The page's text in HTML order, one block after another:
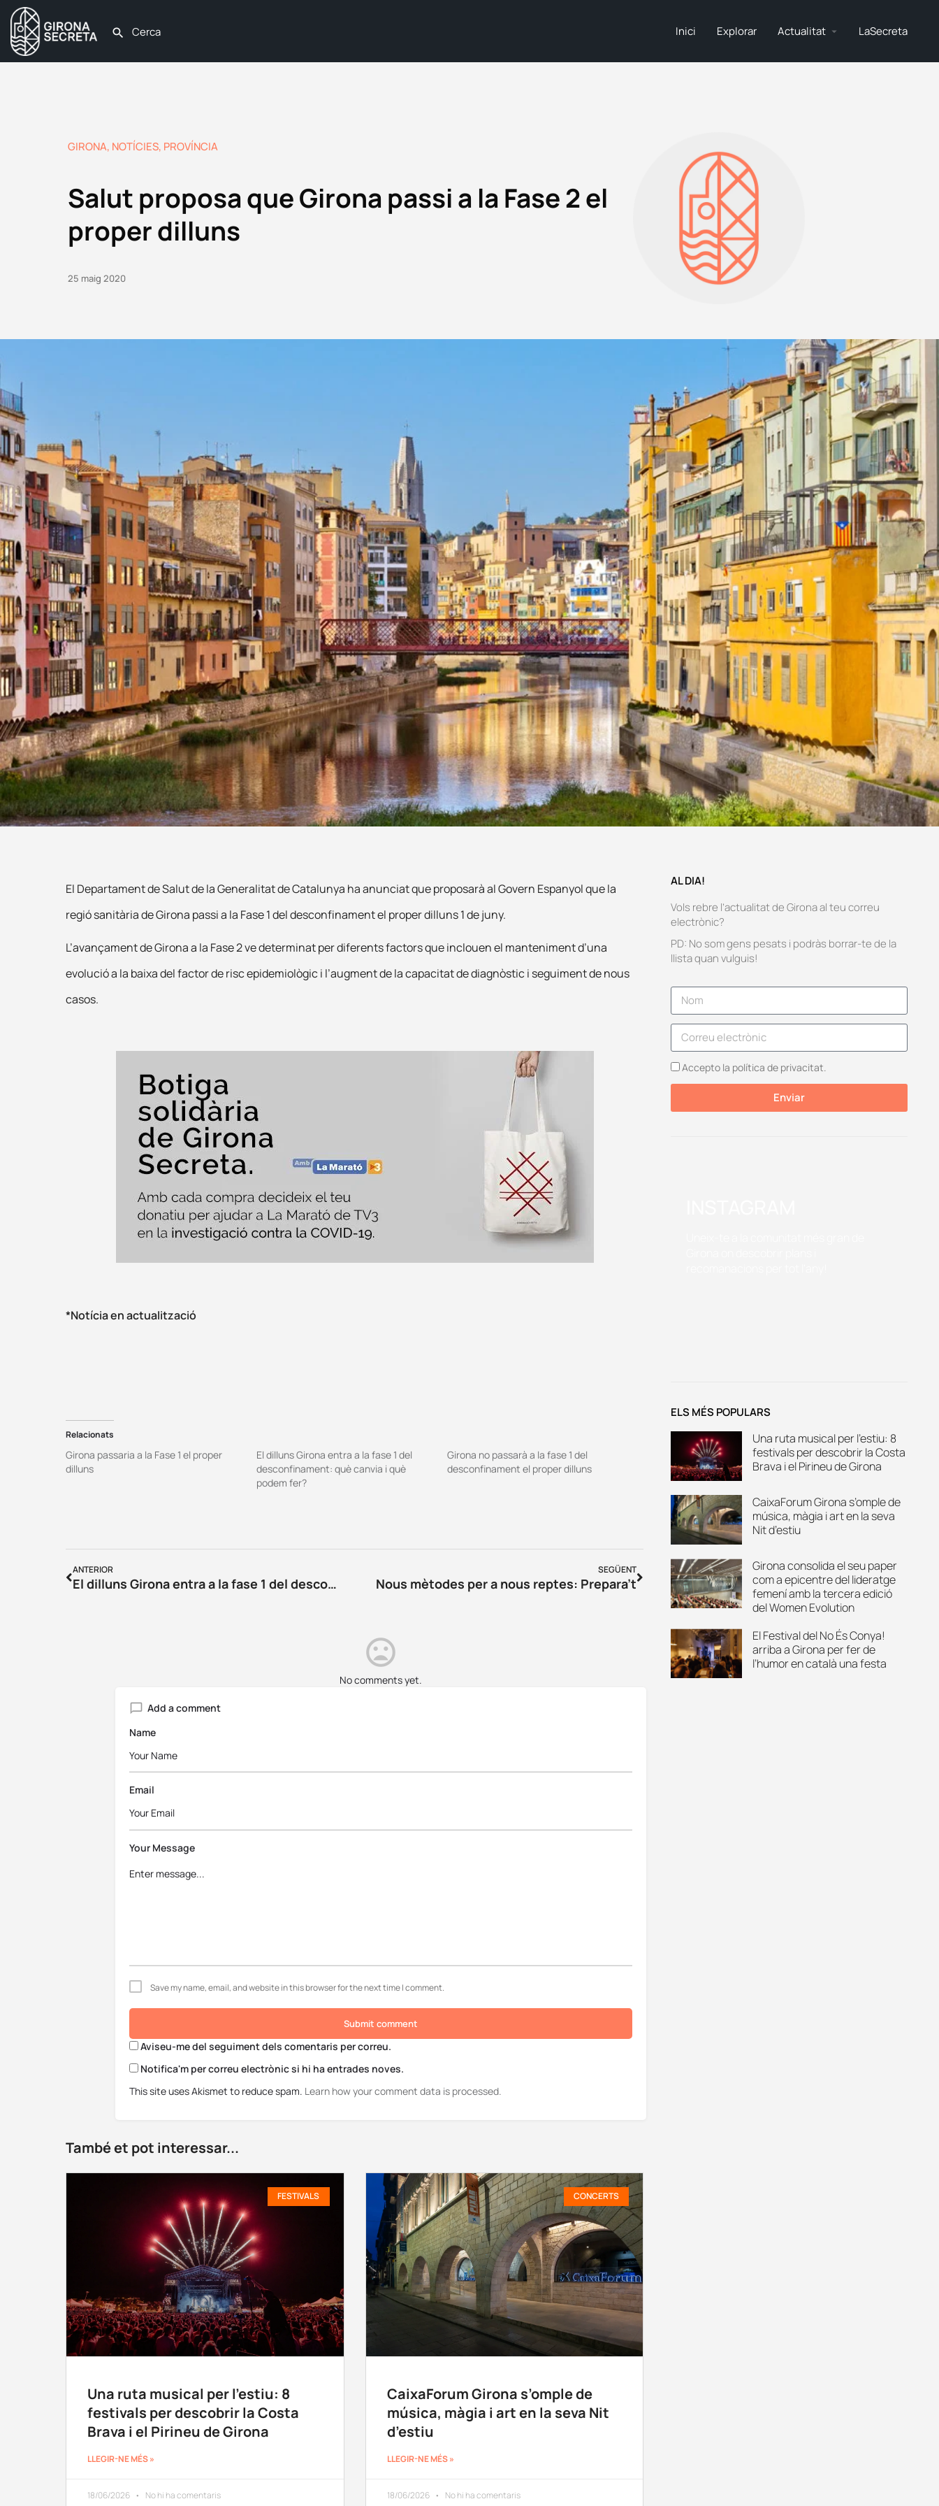
Inici Explorar Actualitat LaSecreta
GIRONA, NOTÍCIES, PROVÍNCIA
Salut proposa que Girona passi a la Fase 2 el
proper dilluns
25 maig 2020
El Departament de Salut de la Generalitat de Catalunya ha anunciat que proposarà al Govern Espanyol que la
regió sanitària de Girona passi a la Fase 1 del desconfinament el proper dilluns 1 de juny.
L’avançament de Girona a la Fase 2 ve determinat per diferents factors que inclouen el manteniment d’una
evolució a la baixa del factor de risc epidemiològic i l’augment de la capacitat de diagnòstic i seguiment de nous
casos.
*Notícia en actualització
Relacionats
Girona passaria a la Fase 1 el proper
dilluns
El dilluns Girona entra a la fase 1 del
desconfinament: què canvia i què
podem fer?
Girona no passarà a la fase 1 del
desconfinament el proper dilluns
ANTERIOR
El dilluns Girona entra a la fase 1 del desconfinament: què canvia i què podem fer?
SEGÜENT
Nous mètodes per a nous reptes: Prepara’t
No comments yet.
Add a comment
Name
Email
Your Message
Save my name, email, and website in this browser for the next time I comment.
Submit comment
Aviseu-me del seguiment dels comentaris per correu.
Notifica'm per correu electrònic si hi ha entrades noves.
This site uses Akismet to reduce spam. Learn how your comment data is processed.
També et pot interessar...
FESTIVALS
Una ruta musical per l’estiu: 8
festivals per descobrir la Costa
Brava i el Pirineu de Girona
LLEGIR-NE MÉS »
18/06/2026 No hi ha comentaris
CONCERTS
CaixaForum Girona s’omple de
música, màgia i art en la seva Nit
d’estiu
LLEGIR-NE MÉS »
18/06/2026 No hi ha comentaris
AL DIA!
Vols rebre l’actualitat de Girona al teu correu
electrònic?
PD: No som gens pesats i podràs borrar-te de la
llista quan vulguis!
Accepto la política de privacitat.
Enviar
ELS MÉS POPULARS
Una ruta musical per l’estiu: 8
festivals per descobrir la Costa
Brava i el Pirineu de Girona
CaixaForum Girona s’omple de
música, màgia i art en la seva
Nit d’estiu
Girona consolida el seu paper
com a epicentre del lideratge
femení amb la tercera edició
del Women Evolution
El Festival del No És Conya!
arriba a Girona per fer de
l’humor en català una festa